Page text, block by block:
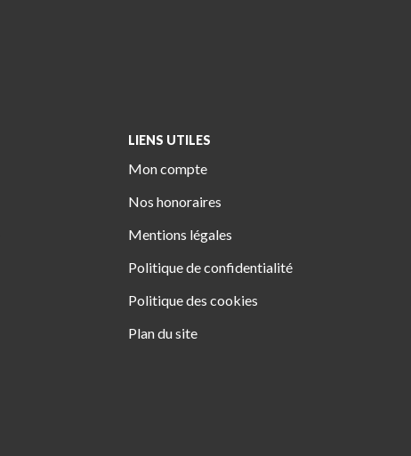
LIENS UTILES
Mon compte
Nos honoraires
Mentions légales
Politique de confidentialité
Politique des cookies
Plan du site